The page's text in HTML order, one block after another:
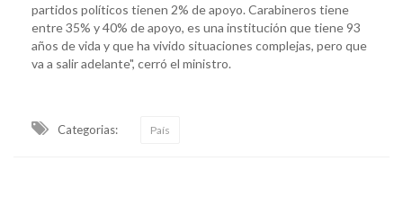
partidos políticos tienen 2% de apoyo. Carabineros tiene
entre 35% y 40% de apoyo, es una institución que tiene 93
años de vida y que ha vivido situaciones complejas, pero que
va a salir adelante", cerró el ministro.
Categorias: País